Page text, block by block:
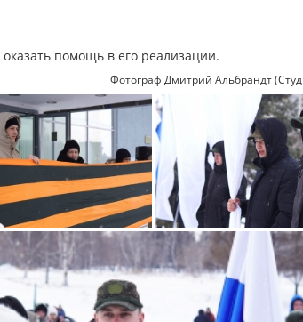
помощь в его реализации.
Фотограф Дмитрий Альбрандт